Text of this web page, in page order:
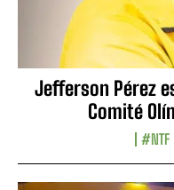
Jefferson Pérez
Comité
#NTF